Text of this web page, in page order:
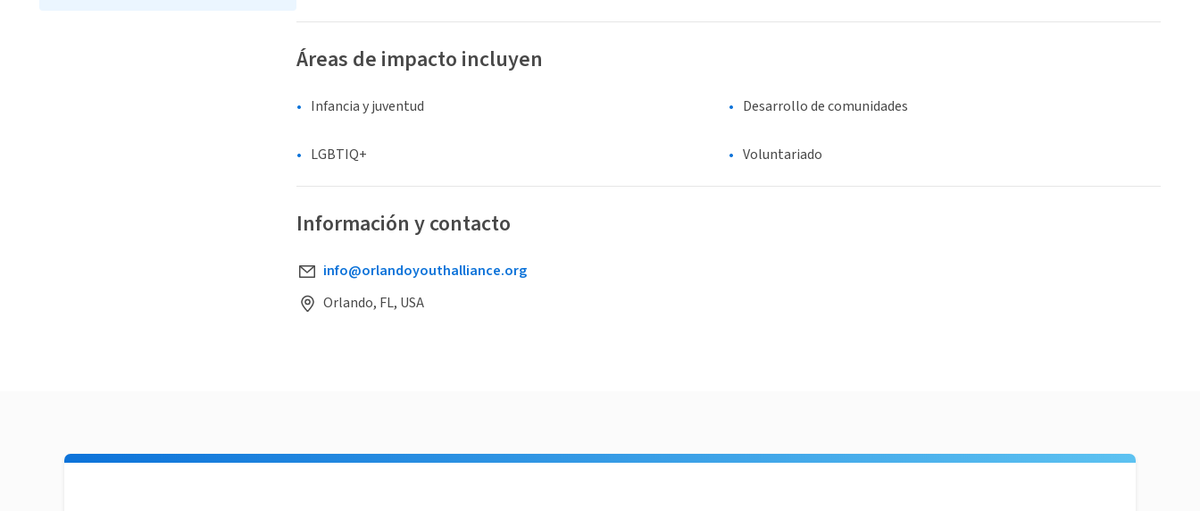
Áreas de impacto incluyen
Infancia y juventud Desarrollo de comunidades
LGBTIQ+ Voluntariado
Información y contacto
info@orlandoyouthalliance.org
Orlando, FL, USA